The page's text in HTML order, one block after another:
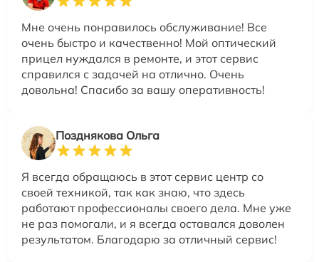
Мне очень понравилось обслуживание! Все
очень быстро и качественно! Мой оптический
прицел нуждался в ремонте, и этот сервис
справился с задачей на отлично. Очень
довольна! Спасибо за вашу оперативность!
Позднякова Ольга
Я всегда обращаюсь в этот сервис центр со
своей техникой, так как знаю, что здесь
работают профессионалы своего дела. Мне уже
не раз помогали, и я всегда оставался доволен
результатом. Благодарю за отличный сервис!